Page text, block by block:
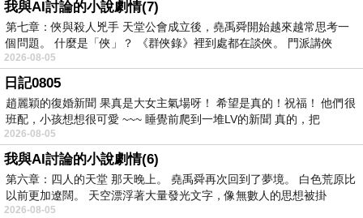
我與AI討論的小說劇情(7)
第七章：俠與殺人兇手 天堂公會成立後，堯禹舜開始越來越常思考一
個問題。 什麼是「俠」？ 《群俠錄》裡到處都在談俠。 門派講俠
2026-08-05
日記0805
趙麗穎的復婚新聞 果真是大女主氣場呀！ 希望是真的！祝福！ 他們很
班配，小孩想想很可愛 ~~~ 睡覺前爬到一堆LV的新聞 真的，把
2026-08-05
我與AI討論的小說劇情(6)
第六章：四人的天堂 那天晚上。 堯禹舜再次回到了夢境。 白色荒原比
以前更加遼闊。 天空漂浮著大量發光文字，像無數人的思想被掛
2026-08-05